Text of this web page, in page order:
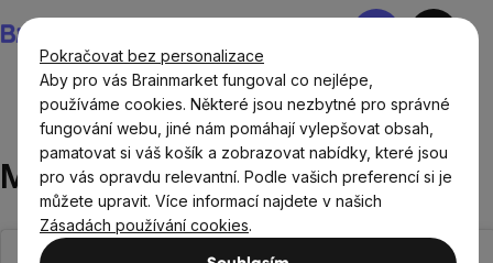
Pokračovat bez personalizace
Aby pro vás Brainmarket fungoval co nejlépe,
používáme cookies. Některé jsou nezbytné pro správné
fungování webu, jiné nám pomáhají vylepšovat obsah,
pamatovat si váš košík a zobrazovat nabídky, které jsou
pro vás opravdu relevantní. Podle vašich preferencí si je
můžete upravit. Více informací najdete v našich
Zásadách používání cookies.
na
obsah
Nákupní
Recepty Sladké recepty Matcha stromečky
Matcha stromečky